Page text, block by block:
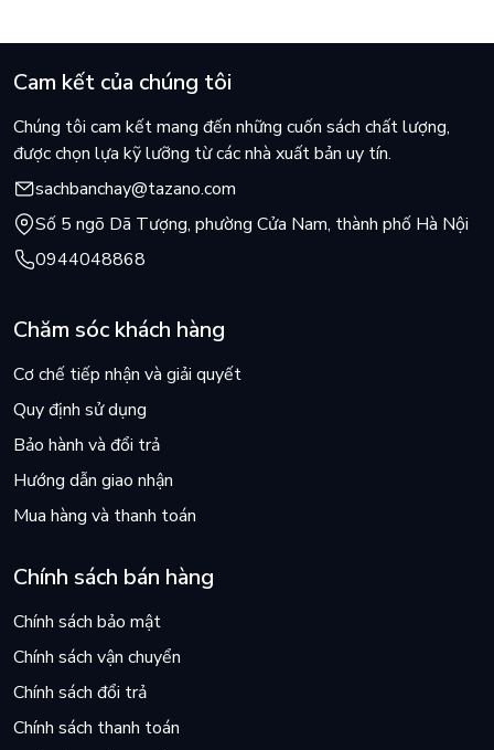
Cam kết của chúng tôi
Chúng tôi cam kết mang đến những cuốn sách chất lượng,
được chọn lựa kỹ lưỡng từ các nhà xuất bản uy tín.
sachbanchay@tazano.com
Số 5 ngõ Dã Tượng, phường Cửa Nam, thành phố Hà Nội
0944048868
Chăm sóc khách hàng
Cơ chế tiếp nhận và giải quyết
Quy định sử dụng
Bảo hành và đổi trả
Hướng dẫn giao nhận
Mua hàng và thanh toán
Chính sách bán hàng
Chính sách bảo mật
Chính sách vận chuyển
Chính sách đổi trả
Chính sách thanh toán